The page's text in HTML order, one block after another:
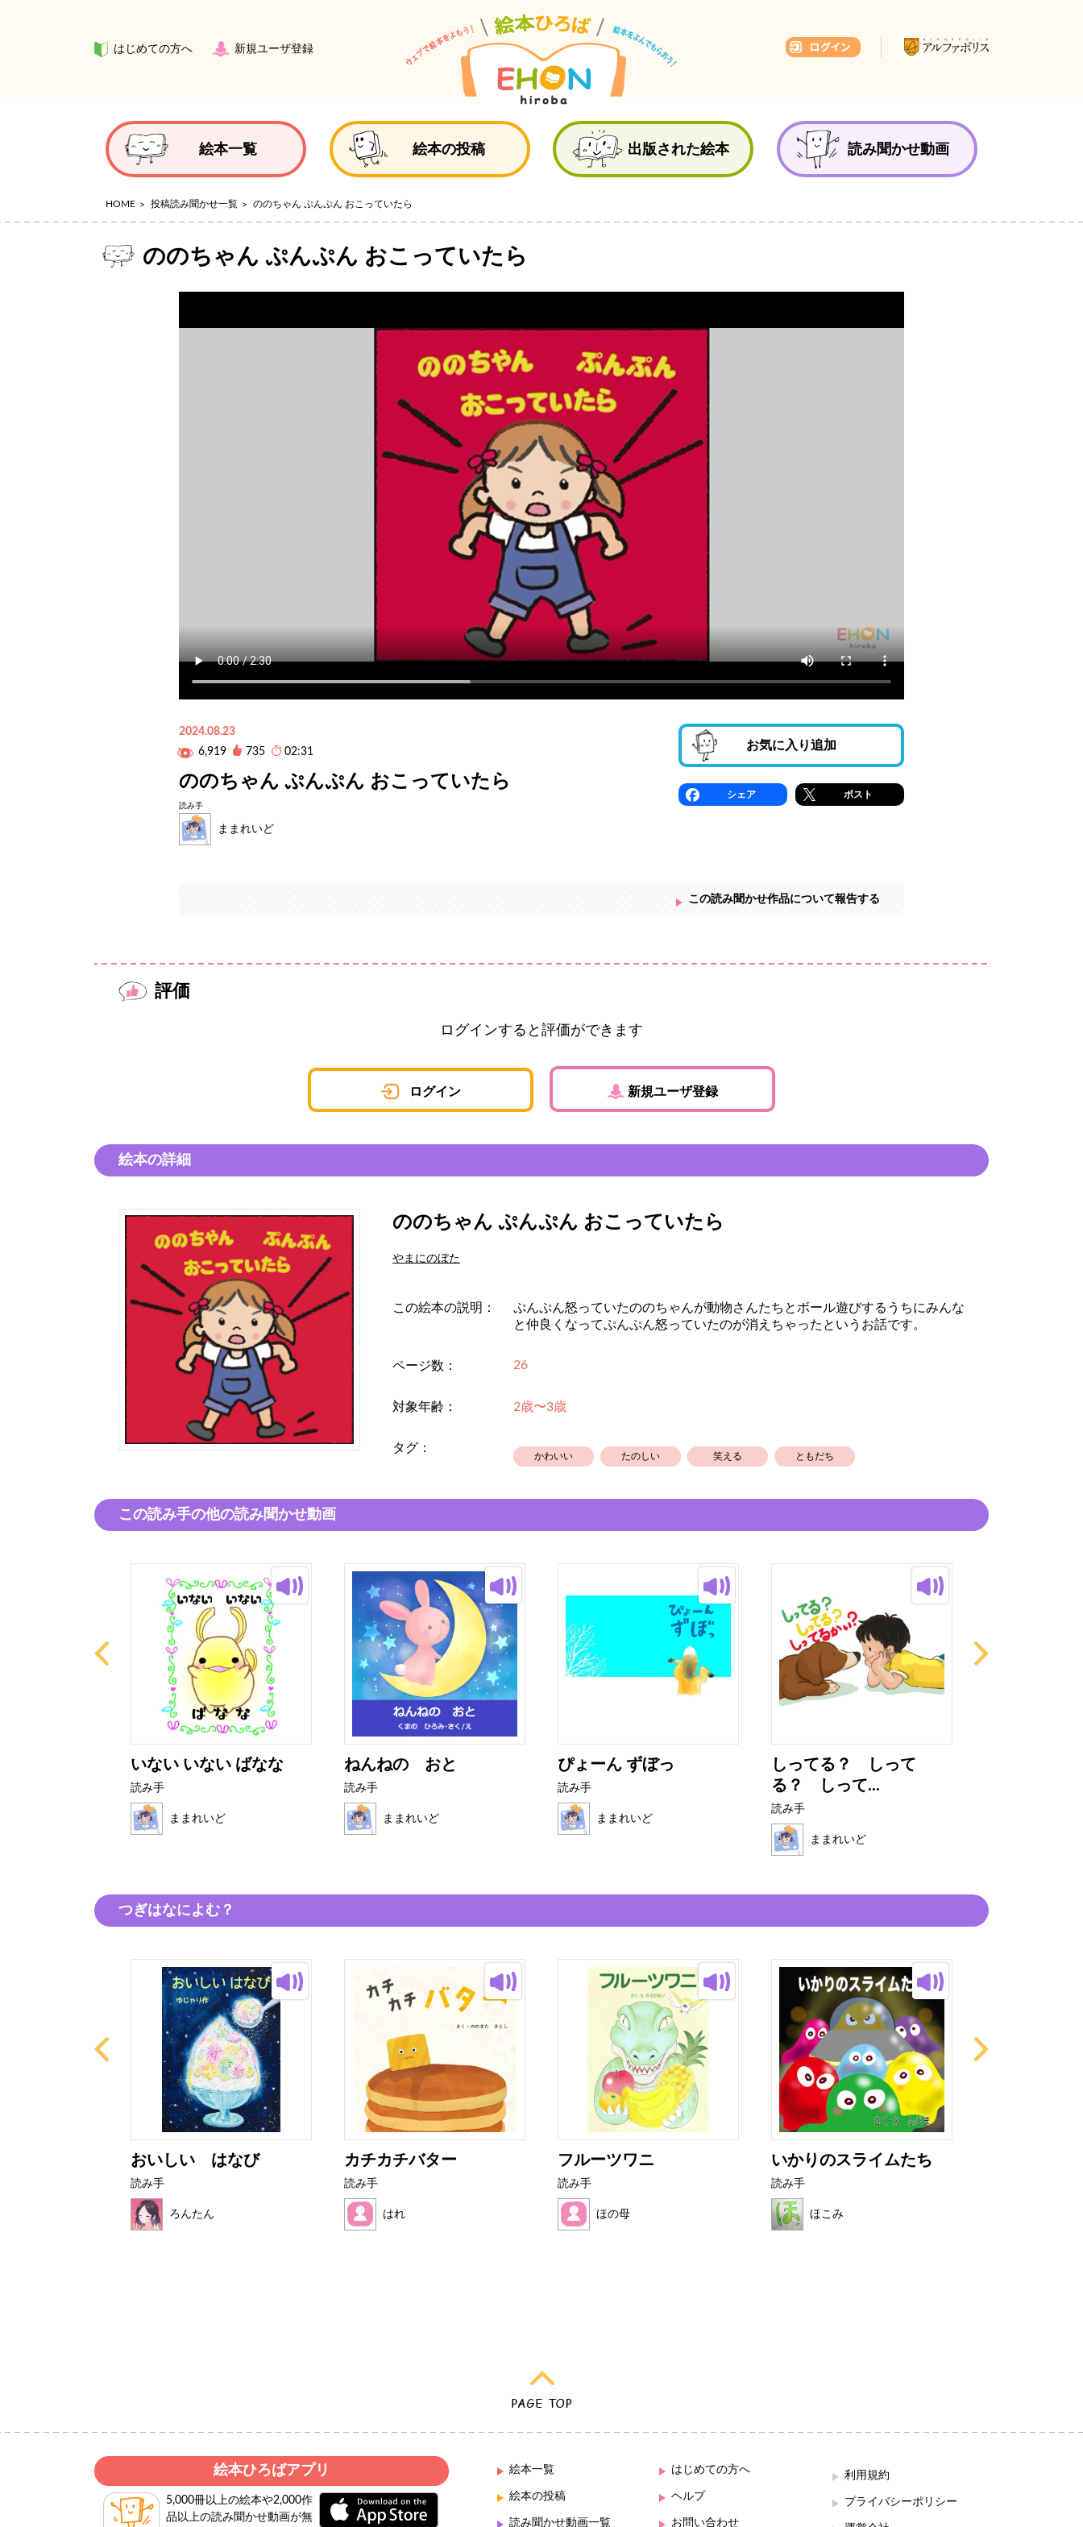
はじめての方へ 新規ユーザ登録
絵本一覧 絵本の投稿 出版された絵本 読み聞かせ動画
HOME 投稿読み聞かせ一覧 ののちゃん ぷんぷん おこっていたら
ののちゃん ぷんぷん おこっていたら
2024.08.23
6,919
735 02:31
ののちゃん ぷんぷん おこっていたら
読み手
ままれいど
お気に入り追加
シェア ポスト
この読み聞かせ作品について報告する
評価
ログインすると評価ができます
ログイン 新規ユーザ登録
絵本の詳細
ののちゃん ぷんぷん おこっていたら
やまにのぼた
この絵本の説明：
ぷんぷん怒っていたののちゃんが動物さんたちとボール遊びするうちにみんな
と仲良くなってぷんぷん怒っていたのが消えちゃったというお話です。
ページ数： 26
対象年齢： 2歳〜3歳
タグ：
かわいい たのしい 笑える ともだち
この読み手の他の読み聞かせ動画
いない いない ばなな
読み手
ままれいど
ねんねの おと
読み手
ままれいど
ぴょーん ずぼっ
読み手
ままれいど
しってる？ しって
る？ しって...
読み手
ままれいど
つぎはなによむ？
おいしい はなび
読み手
ろんたん
カチカチバター
読み手
はれ
フルーツワニ
読み手
ほの母
いかりのスライムたち
読み手
ほこみ
絵本ひろばアプリ
5,000冊以上の絵本や2,000作
品以上の読み聞かせ動画が無
絵本一覧
絵本の投稿
読み聞かせ動画一覧
はじめての方へ
ヘルプ
お問い合わせ
利用規約
プライバシーポリシー